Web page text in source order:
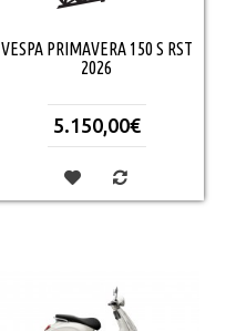
VESPA PRIMAVERA 150 S RST
2026
5.150,00€